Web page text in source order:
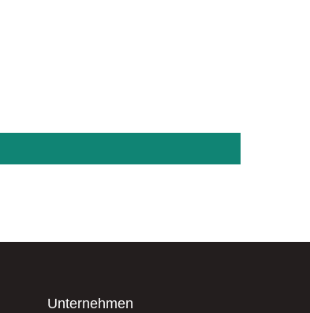
Unternehmen